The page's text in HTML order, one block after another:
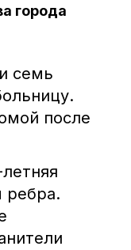
города
семь
после
ребра.